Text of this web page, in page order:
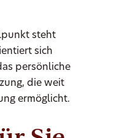
steht
sich
persönliche
die weit
ermöglicht.